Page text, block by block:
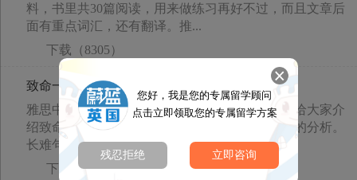
料，书里共30篇阅读，用来做练习再好不过，而且文章后
面有重点词汇，还有翻译。推...
下载（8305）
致命一招搞定雅思长难句
雅思中，每个人的难点都是不一样的。那么今天给大家介
绍致命一招搞定雅思长难句。下面先看下长难句的分析。
长难句分析步骤1、子句拆分 判断：谓...
下载（6340）
您好，我是您的专属留学顾问
点击立即领取您的专属留学方案
残忍拒绝 立即咨询